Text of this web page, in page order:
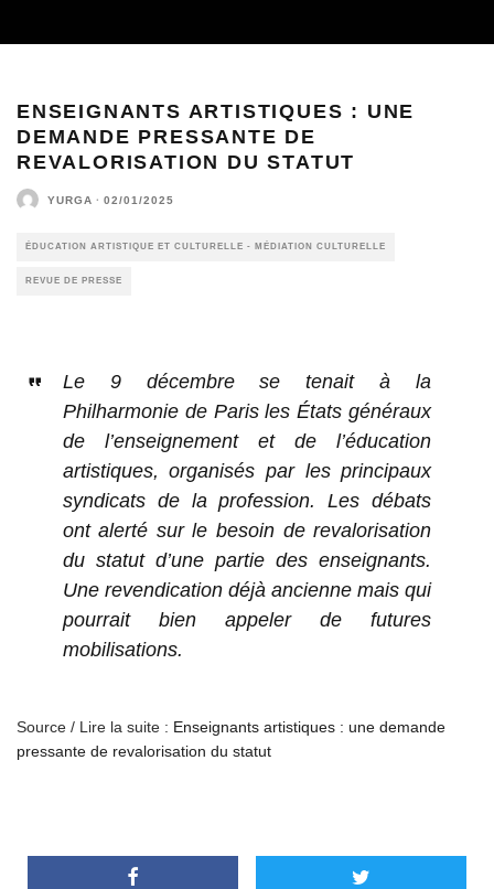
ENSEIGNANTS ARTISTIQUES : UNE
DEMANDE PRESSANTE DE
REVALORISATION DU STATUT
YURGA · 02/01/2025
ÉDUCATION ARTISTIQUE ET CULTURELLE - MÉDIATION CULTURELLE
REVUE DE PRESSE
Le 9 décembre se tenait à la
Philharmonie de Paris les États généraux
de l’enseignement et de l’éducation
artistiques, organisés par les principaux
syndicats de la profession. Les débats
ont alerté sur le besoin de revalorisation
du statut d’une partie des enseignants.
Une revendication déjà ancienne mais qui
pourrait bien appeler de futures
mobilisations.
Source / Lire la suite : Enseignants artistiques : une demande
pressante de revalorisation du statut